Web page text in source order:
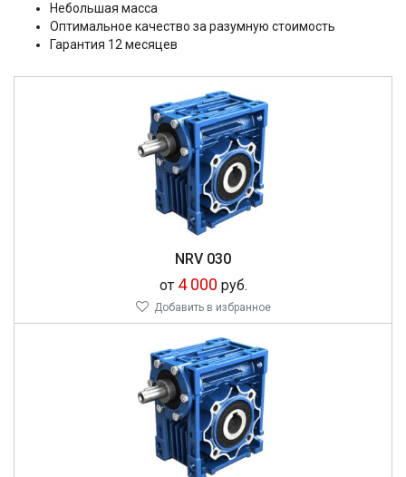
Небольшая масса
Оптимальное качество за разумную стоимость
Гарантия 12 месяцев
NRV 030
от 4 000 руб.
Добавить в избранное